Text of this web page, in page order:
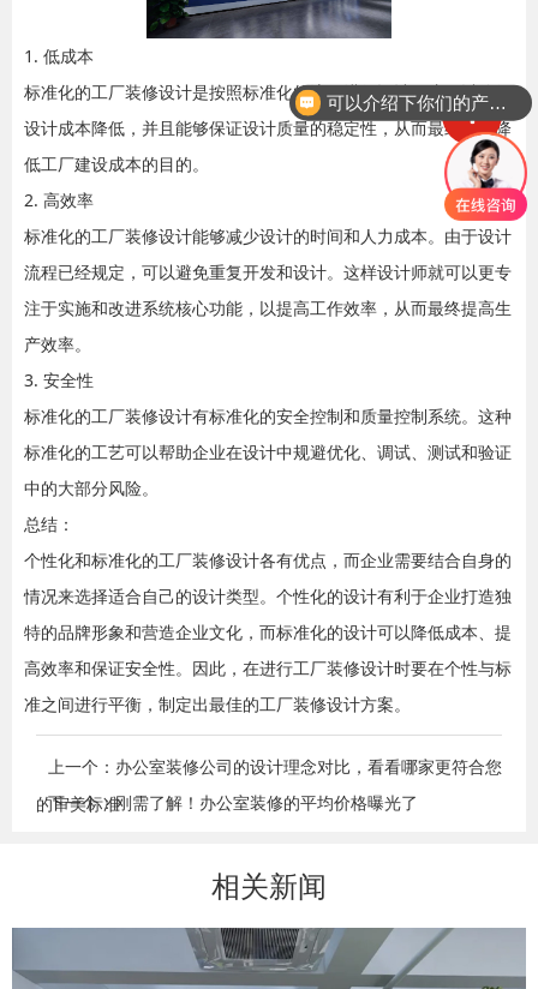
1. 低成本
标准化的工厂装修设计是按照标准化的流程进行设计，这可以使得
设计成本降低，并且能够保证设计质量的稳定性，从而最终达到降
低工厂建设成本的目的。
2. 高效率
标准化的工厂装修设计能够减少设计的时间和人力成本。由于设计
流程已经规定，可以避免重复开发和设计。这样设计师就可以更专
注于实施和改进系统核心功能，以提高工作效率，从而最终提高生
产效率。
3. 安全性
标准化的工厂装修设计有标准化的安全控制和质量控制系统。这种
标准化的工艺可以帮助企业在设计中规避优化、调试、测试和验证
中的大部分风险。
总结：
个性化和标准化的工厂装修设计各有优点，而企业需要结合自身的
情况来选择适合自己的设计类型。个性化的设计有利于企业打造独
特的品牌形象和营造企业文化，而标准化的设计可以降低成本、提
高效率和保证安全性。因此，在进行工厂装修设计时要在个性与标
准之间进行平衡，制定出最佳的工厂装修设计方案。
上一个：办公室装修公司的设计理念对比，看看哪家更符合您
的审美标准
下一个：刚需了解！办公室装修的平均价格曝光了
相关新闻
可以介绍下你们的产品么